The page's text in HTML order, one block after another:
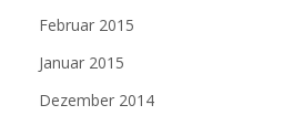
Februar 2015
Januar 2015
Dezember 2014